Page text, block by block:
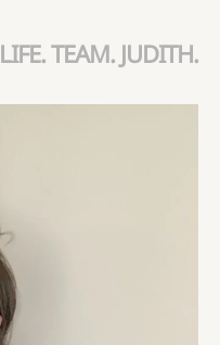
LIFE. TEAM. JUDITH.